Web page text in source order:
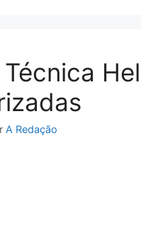
A Redação